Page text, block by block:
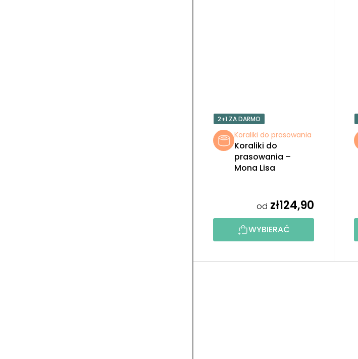
2+1 ZA DARMO
Koraliki do prasowania
Koraliki do
prasowania –
Mona Lisa
od zł124,90
WYBIERAĆ